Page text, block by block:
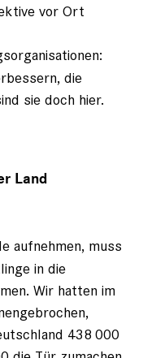
vor Ort
die
sie doch hier.
Land
aufnehmen, muss
in die
Wir hatten im
438 000